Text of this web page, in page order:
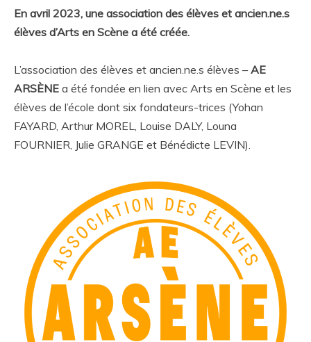
En avril 2023, une association des élèves et ancien.ne.s
élèves d’Arts en Scène a été créée.
L’association des élèves et ancien.ne.s élèves – AE
ARSÈNE a été fondée en lien avec Arts en Scène et les
élèves de l’école dont six fondateurs-trices (Yohan
FAYARD, Arthur MOREL, Louise DALY, Louna
FOURNIER, Julie GRANGE et Bénédicte LEVIN).